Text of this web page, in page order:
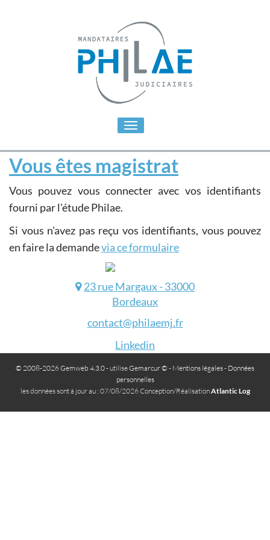
Toggle
Vous êtes magistrat
Vous pouvez vous connecter avec vos identifiants
fourni par l'étude Philae.
Si vous n'avez pas reçu vos identifiants, vous pouvez
en faire la demandevia ce formulaire
23 rue Margaux - 33000
Bordeaux
contact@philaemj.fr
Linkedin
© 2008-2026 Gemweb 4.3.0- utiliseGemarcur © - Mentions légales- Données
personnelles
les données sont à jour au : 07/08/2026 Conception/RéalisationAtlantic Log